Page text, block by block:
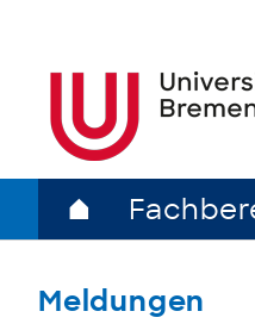
⌂
Meldungen